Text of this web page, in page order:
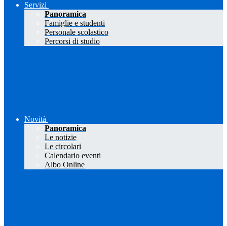
Servizi
Panoramica
Famiglie e studenti
Personale scolastico
Percorsi di studio
Novità
Panoramica
Le notizie
Le circolari
Calendario eventi
Albo Online